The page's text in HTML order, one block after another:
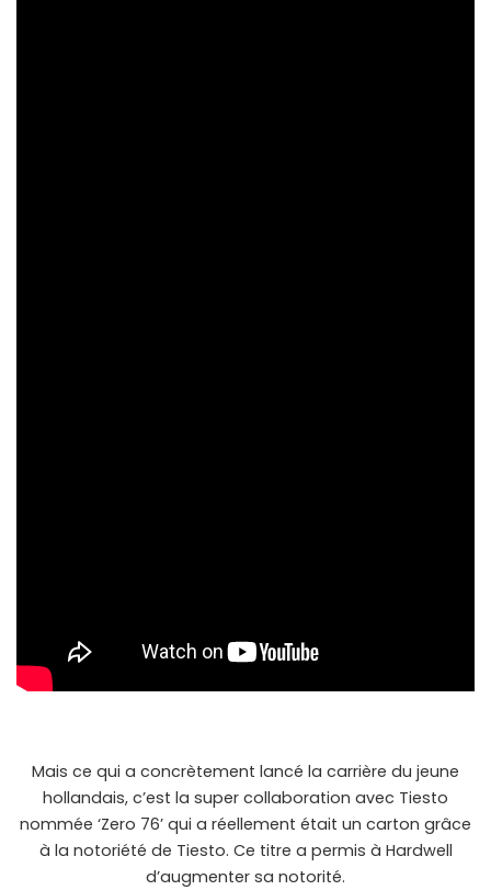
Mais ce qui a concrètement lancé la carrière du jeune
hollandais, c’est la super collaboration avec Tiesto
nommée ‘Zero 76’ qui a réellement était un carton grâce
à la notoriété de Tiesto. Ce titre a permis à Hardwell
d’augmenter sa notorité.